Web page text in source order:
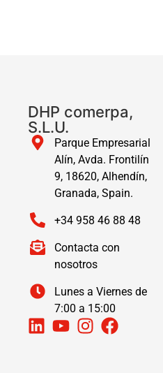
DHP comerpa,
S.L.U.
Parque Empresarial
Alín, Avda. Frontilín
9, 18620, Alhendín,
Granada, Spain.
+34 958 46 88 48
Contacta con
nosotros
Lunes a Viernes de
7:00 a 15:00